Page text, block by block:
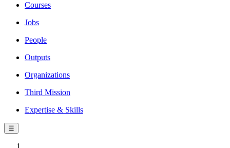
Courses
Jobs
People
Outputs
Organizations
Third Mission
Expertise & Skills
☰